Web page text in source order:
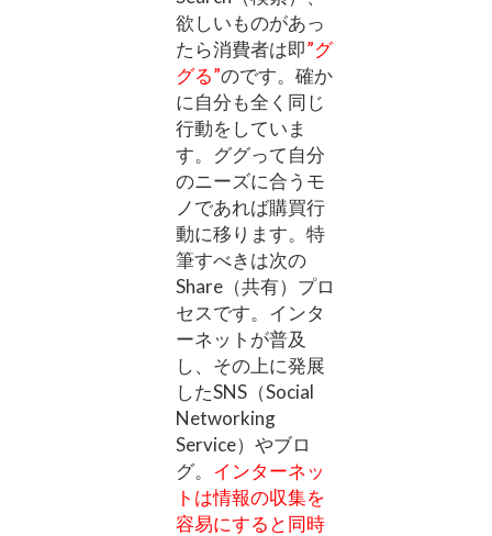
欲しいものがあっ
たら消費者は即”グ
グる”のです。確か
に自分も全く同じ
行動をしていま
す。ググって自分
のニーズに合うモ
ノであれば購買行
動に移ります。特
筆すべきは次の
Share（共有）プロ
セスです。インタ
ーネットが普及
し、その上に発展
したSNS（Social
Networking
Service）やブロ
グ。 インターネッ
トは情報の収集を
容易にすると同時